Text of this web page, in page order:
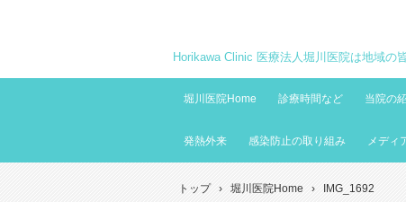
Horikawa Clinic 医療法人堀川医院は地域の
堀川医院Home
診療時間など 当院の
発熱外来 感染防止の取り組み メディ
トップ › 堀川医院Home › IMG_1692